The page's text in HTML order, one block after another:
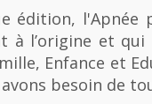
édition,
à l’origine et qui
Enfance et
besoin de